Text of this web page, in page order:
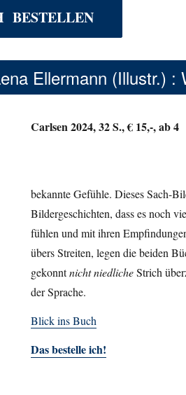
BESTELLEN
Ellermann (Illustr.) :
Carlsen 2024, 32 S., € 15,-, ab 4
bekannte Gefühle. Dieses Sach-
Bildergeschichten, dass es noch
fühlen und mit ihren
übers Streiten, legen die beiden
gekonntnicht niedlicheStrich
der Sprache.
Blick ins Buch
Das bestelle ich!